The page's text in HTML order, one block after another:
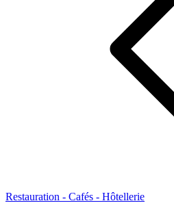
Restauration - Cafés - Hôtellerie